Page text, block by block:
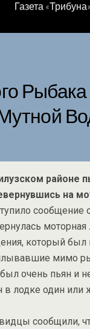
Газета «Трибуна»
районе
на
сообщение
который был
мимо
очень пьян и
в лодке один или
сообщили,